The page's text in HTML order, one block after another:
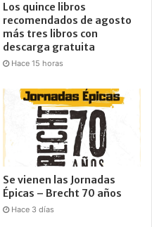
Los quince libros
recomendados de agosto
más tres libros con
descarga gratuita
Hace 15 horas
Se vienen las Jornadas
Épicas – Brecht 70 años
Hace 3 días